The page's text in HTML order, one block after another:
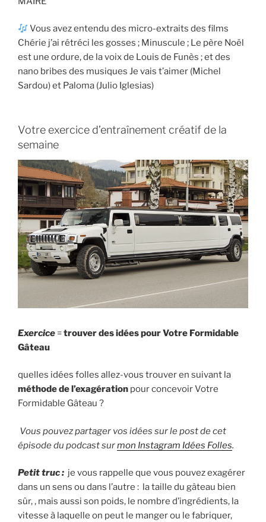
Vous avez entendu des micro-extraits des films
Chérie j’ai rétréci les gosses ; Minuscule ; Le père Noël
est une ordure, de la voix de Louis de Funès ; et des
nano bribes des musiques Je vais t’aimer (Michel
Sardou) et Paloma (Julio Iglesias)
Votre exercice d’entraînement créatif de la
semaine
Exercice =trouver des idées pour Votre Formidable
Gâteau
quelles idées folles allez-vous trouver en suivant la
méthode de l’exagération pour concevoir Votre
Formidable Gâteau ?
Vous pouvez partager vos idées sur le post de cet
épisode du podcast surmon Instagram Idées Folles.
Petit truc : je vous rappelle que vous pouvez exagérer
dans un sens ou dans l’autre : la taille du gâteau bien
sûr, , mais aussi son poids, le nombre d’ingrédients, la
vitesse à laquelle on peut le manger ou le fabriquer,